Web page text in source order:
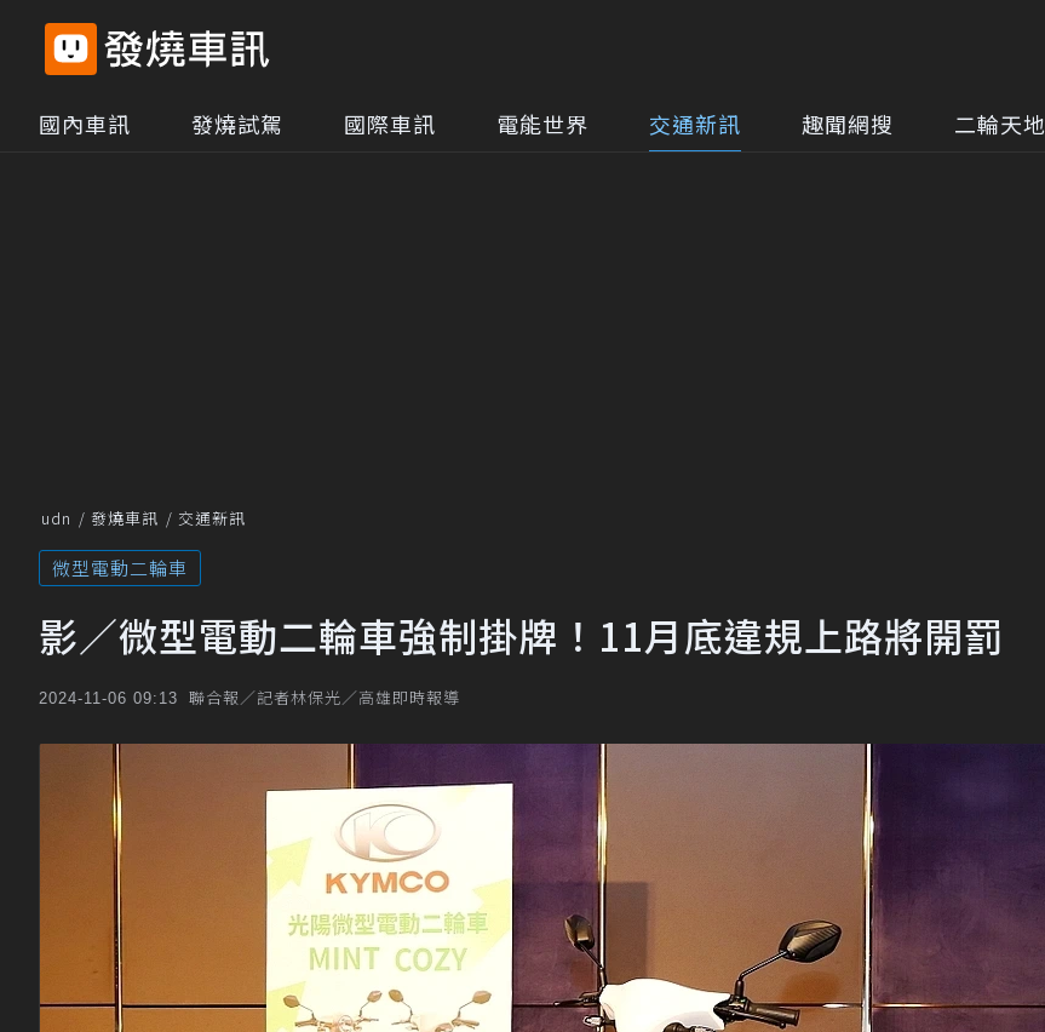
國內車訊 發燒試駕 國際車訊 電能世界 交通新訊 趣聞網搜 二輪天地
udn 發燒車訊 交通新訊
微型電動二輪車
影／微型電動二輪車強制掛牌！11月底違規上路將開罰
2024-11-06 09:13 聯合報／記者林保光／高雄即時報導